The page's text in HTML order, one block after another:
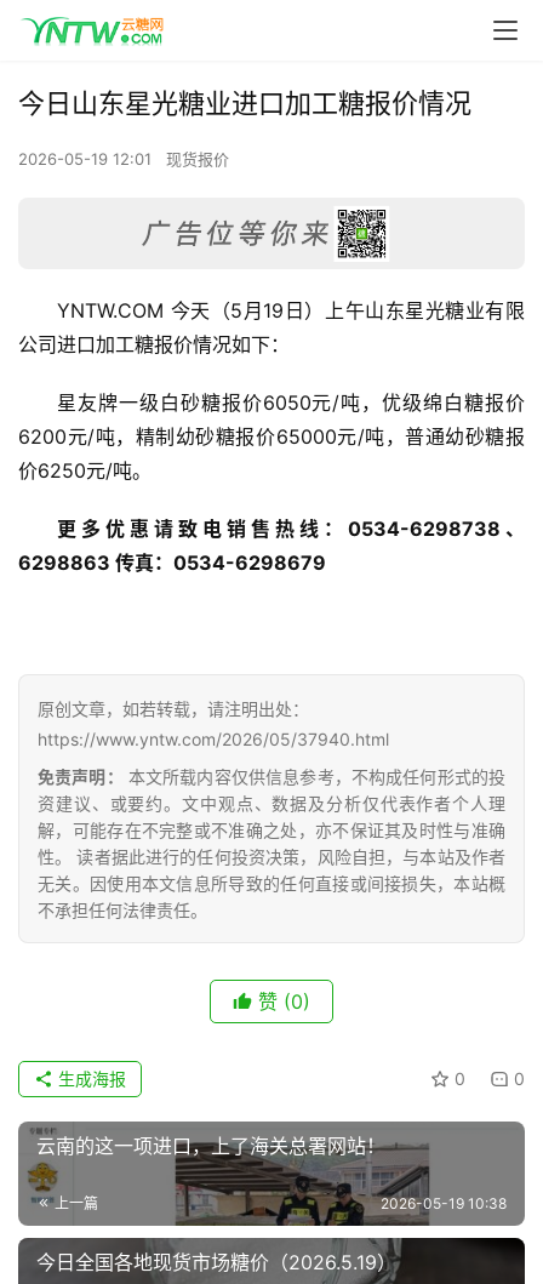
页
云
糖
网
公
现
货
报
价
专
题
今日山东星光糖业进口加工糖报价情况
2026-05-19 12:01 现货报价
YNTW.COM 今天（5月19日）上午山东星光糖业有限
公司进口加工糖报价情况如下：
星友牌一级白砂糖报价6050元/吨，优级绵白糖报价
6200元/吨，精制幼砂糖报价65000元/吨，普通幼砂糖报
价6250元/吨。
更多优惠请致电销售热线：0534-6298738、
6298863 传真：0534-6298679
原创文章，如若转载，请注明出处：
https://www.yntw.com/2026/05/37940.html
免责声明：
本文所载内容仅供信息参考，不构成任何形式的投
资建议、或要约。文中观点、数据及分析仅代表作者个人理
解，可能存在不完整或不准确之处，亦不保证其及时性与准确
性。 读者据此进行的任何投资决策，风险自担，与本站及作者
无关。因使用本文信息所导致的任何直接或间接损失，本站概
不承担任何法律责任。
赞 (0)
0 0
生成海报
云南的这一项进口，上了海关总署网站！
上一篇 2026-05-19 10:38
今日全国各地现货市场糖价（2026.5.19）